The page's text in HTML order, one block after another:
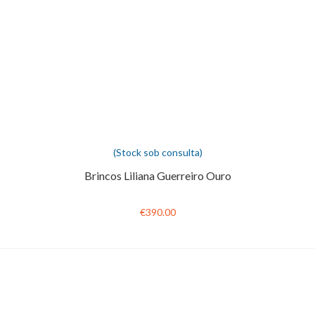
(Stock sob consulta)
Brincos Liliana Guerreiro Ouro
€390.00